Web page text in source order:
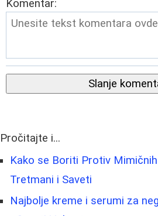
Komentar:
Slanje
Pročitajte i...
Kako se Boriti Protiv
Tretmani i Saveti
Najbolje kreme i serumi za